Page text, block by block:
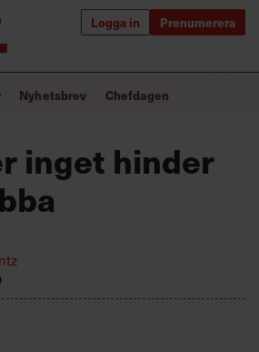
Logga in Prenumerera
förändrar världen
Chef
för ledare
Nyhetsbrev Chefdagen
inget hinder